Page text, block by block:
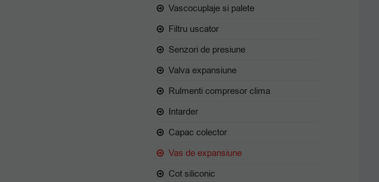
Vascocuplaje si palete
Filtru uscator
Senzori de presiune
Valva expansiune
Rulmenti compresor clima
Intarder
Capac colector
Vas de expansiune
Cot siliconic